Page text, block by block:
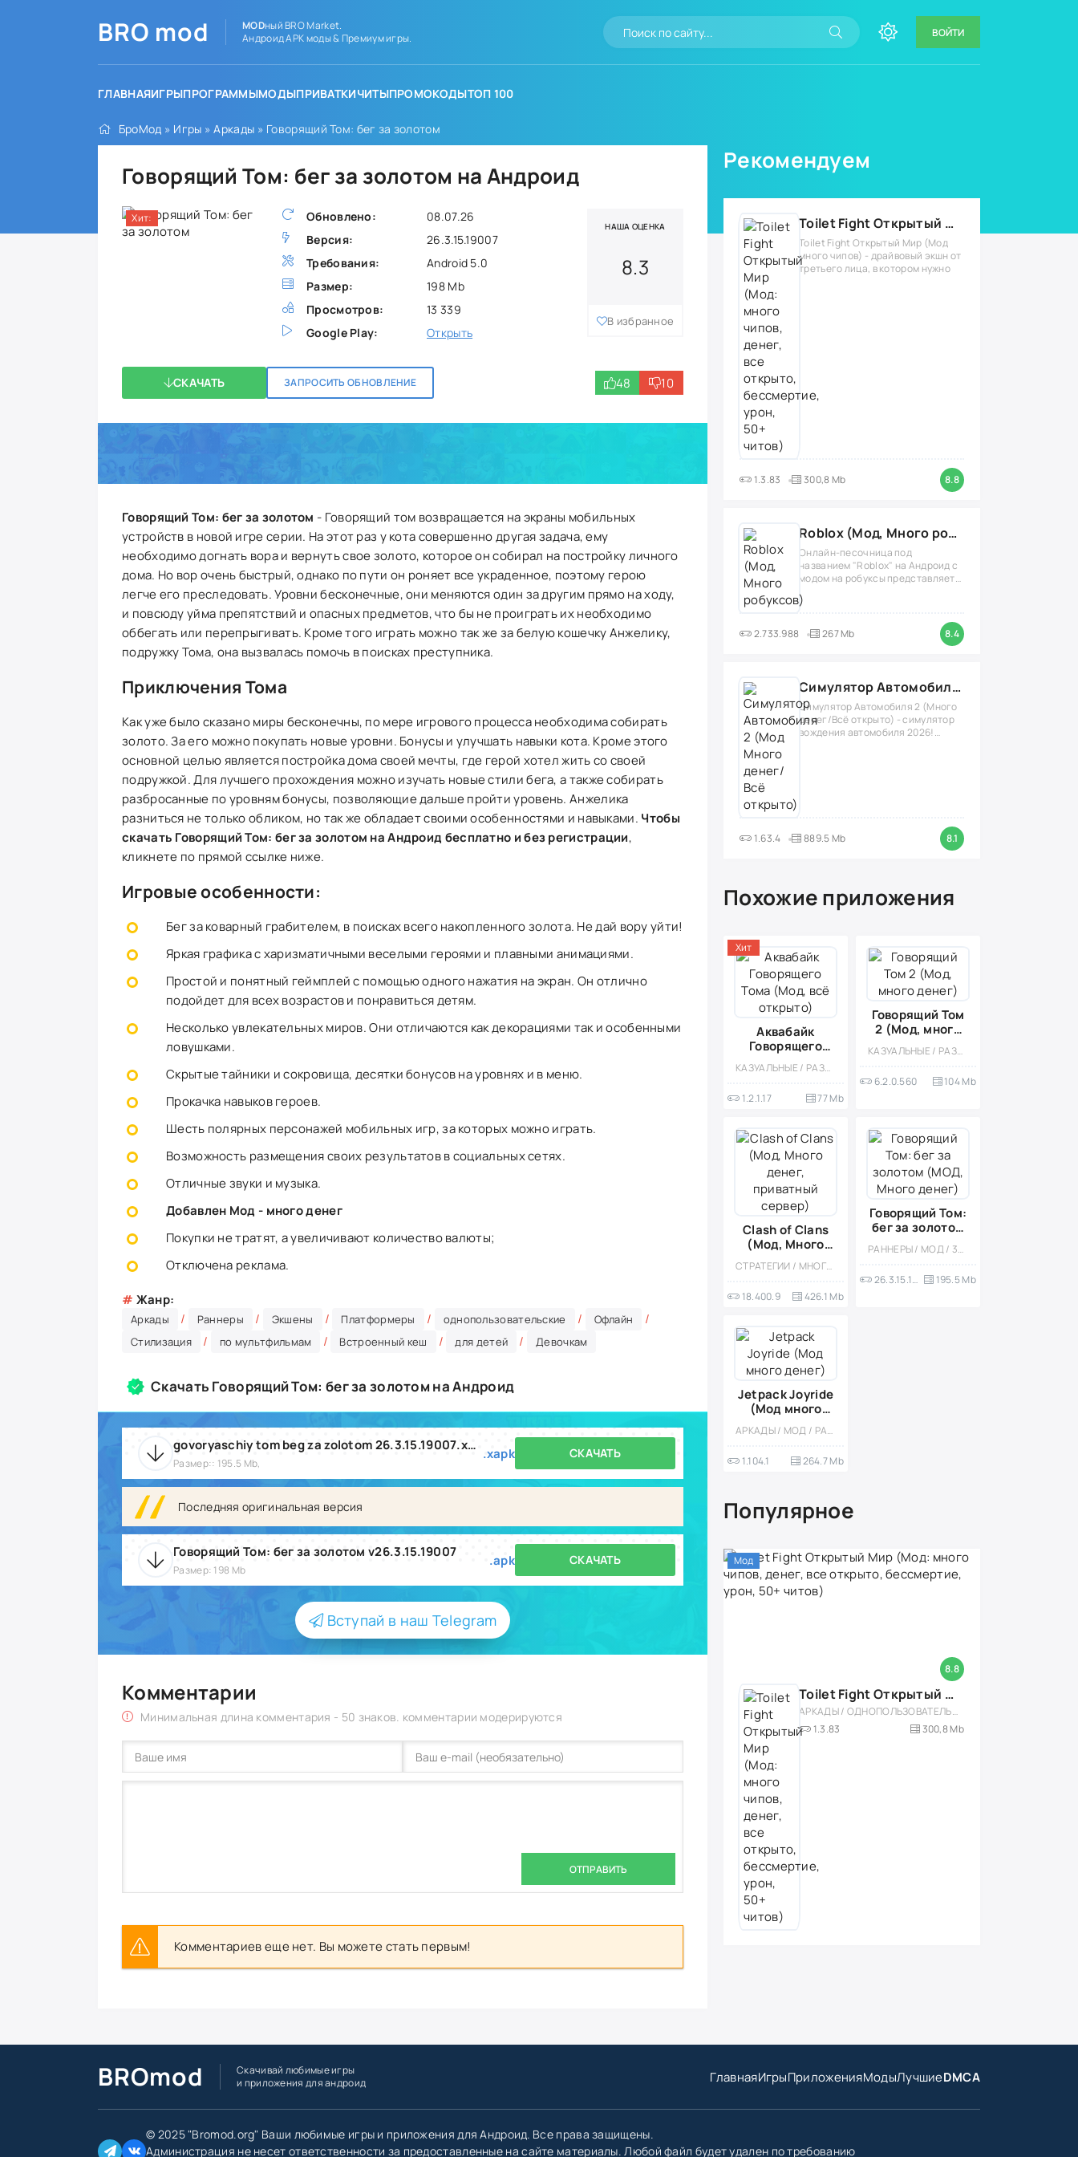
BRO mod MODный BRO Market.
Андроид APK моды & Премиум игры.
ВОЙТИ
ГЛАВНАЯИГРЫПРОГРАММЫМОДЫПРИВАТКИЧИТЫПРОМОКОДЫТОП 100
БроМод » Игры »Аркады » Говорящий Том: бег за золотом
Говорящий Том: бег за золотом на Андроид
Обновлено:
08.07.26
Версия:
26.3.15.19007
Требования:
Android 5.0
Размер:
198 Mb
Просмотров:
13 339
Google Play:
Открыть
НАША ОЦЕНКА
8.3
В избранное
СКАЧАТЬ ЗАПРОСИТЬ ОБНОВЛЕНИЕ 48 10
Хит:
Говорящий Том: бег за золотом - Говорящий том возвращается на экраны мобильных
устройств в новой игре серии. На этот раз у кота совершенно другая задача, ему
необходимо догнать вора и вернуть свое золото, которое он собирал на постройку личного
дома. Но вор очень быстрый, однако по пути он роняет все украденное, поэтому герою
легче его преследовать. Уровни бесконечные, они меняются один за другим прямо на ходу,
и повсюду уйма препятствий и опасных предметов, что бы не проиграть их необходимо
оббегать или перепрыгивать. Кроме того играть можно так же за белую кошечку Анжелику,
подружку Тома, она вызвалась помочь в поисках преступника.
Приключения Тома
Как уже было сказано миры бесконечны, по мере игрового процесса необходима собирать
золото. За его можно покупать новые уровни. Бонусы и улучшать навыки кота. Кроме этого
основной целью является постройка дома своей мечты, где герой хотел жить со своей
подружкой. Для лучшего прохождения можно изучать новые стили бега, а также собирать
разбросанные по уровням бонусы, позволяющие дальше пройти уровень. Анжелика
разниться не только обликом, но так же обладает своими особенностями и навыками. Чтобы
скачать Говорящий Том: бег за золотом на Андроид бесплатно и без регистрации,
кликнете по прямой ссылке ниже.
Игровые особенности:
Бег за коварный грабителем, в поисках всего накопленного золота. Не дай вору уйти!
Яркая графика с харизматичными веселыми героями и плавными анимациями.
Простой и понятный геймплей с помощью одного нажатия на экран. Он отлично
подойдет для всех возрастов и понравиться детям.
Несколько увлекательных миров. Они отличаются как декорациями так и особенными
ловушками.
Скрытые тайники и сокровища, десятки бонусов на уровнях и в меню.
Прокачка навыков героев.
Шесть полярных персонажей мобильных игр, за которых можно играть.
Возможность размещения своих результатов в социальных сетях.
Отличные звуки и музыка.
Добавлен Мод - много денег
Покупки не тратят, а увеличивают количество валюты;
Отключена реклама.
# Жанр:
Аркады / Раннеры / Экшены / Платформеры / однопользовательские / Офлайн /
Стилизация / по мультфильмам / Встроенный кеш / для детей / Девочкам
Скачать Говорящий Том: бег за золотом на Андроид
govoryaschiy tom beg za zolotom 26.3.15.19007.xapk
Размер:: 195.5 Mb,
.xapk СКАЧАТЬ
Последняя оригинальная версия
Говорящий Том: бег за золотом v26.3.15.19007
Размер: 198 Mb
.apk СКАЧАТЬ
Вступай в наш Telegram
Комментарии
Минимальная длина комментария - 50 знаков. комментарии модерируются
ОТПРАВИТЬ
Комментариев еще нет. Вы можете стать первым!
Рекомендуем
Toilet Fight Открытый Мир (Мод: много чипов, денег, все открыто, бессмертие, урон, 50+ читов)
Toilet Fight Открытый Мир (Мод
много чипов) - драйвовый экшн от
третьего лица, в котором нужно
1.3.83 300,8 Mb 8.8
Roblox (Мод, Много робуксов)
Онлайн-песочница под
названием "Roblox" на Андроид с
модом на робуксы представляет
собой
2.733.988 267 Mb 8.4
Симулятор Автомобиля 2 (Мод Много денег/Всё открыто)
Симулятор Автомобиля 2 (Много
денег/Всё открыто) - симулятор
вождения автомобиля 2026!
1.63.4 889.5 Mb 8.1
Похожие приложения
Аквабайк
Говорящего
Тома (Мод, всё
открыто)
КАЗУАЛЬНЫЕ / РАЗВЛЕЧЕНИЯ / ДЛЯ ВСЕЙ СЕМЬИ / ДЕВОЧКАМ / ДЛЯ ДЕТЕЙ / ОДНОПОЛЬЗОВАТЕЛЬСКИЕ / ВЕСЁЛАЯ / МИЛАЯ / УХОД / ГОНКИ / СТИЛИЗАЦИЯ / ПО МУЛЬТФИЛЬМАМ / ОФЛАЙН / МАЛЕНЬКАЯ / ВСТРОЕННЫЙ КЕШ
1.2.1.17 77 Mb
Хит
Говорящий Том
2 (Мод, много
денег)
КАЗУАЛЬНЫЕ / РАЗВЛЕЧЕНИЯ / ОФЛАЙН / ОДНОПОЛЬЗОВАТЕЛЬСКИЕ / ДЛЯ ДЕТЕЙ / МИЛАЯ / УХОД / ДЕВОЧКАМ / ПО МУЛЬТФИЛЬМАМ / БЕЗ КЕША / МОД
6.2.0.560 104 Mb
Clash of Clans
(Мод, Много
денег,
приватный СТРАТЕГИИ / МНОГОПОЛЬЗОВАТЕЛЬСКАЯ / ОНЛАЙН / СОРЕВНОВАТЕЛЬНАЯ / БЕЗ КЕША / ВСТРОЕННЫЙ КЕШ / ОДНОПОЛЬЗОВАТЕЛЬСКИЕ / СТИЛИЗАЦИЯ / ФЭНТЕЗИ
18.400.9 426.1 Mb
Говорящий Том:
бег за золотом
(МОД, Много
денег)
РАННЕРЫ / МОД / 3D / ДЛЯ ДЕТЕЙ / СТИЛИЗАЦИЯ / ОДНОПОЛЬЗОВАТЕЛЬСКИЕ / ОФЛАЙН / ПО МУЛЬТФИЛЬМАМ / АРКАДЫ / ПЛАТФОРМЕРЫ / ЭКШЕНЫ
26.3.15.19007 195.5 Mb
Jetpack Joyride
(Мод много
денег)
АРКАДЫ / МОД / РАННЕРЫ / ЭКШЕНЫ / ОДНОПОЛЬЗОВАТЕЛЬСКИЕ / СТИЛИЗАЦИЯ / ОФЛАЙН / ВСТРОЕННЫЙ КЕШ / БЕЗ КЕША / ФИЗИКА
1.104.1 264.7 Mb
Популярное
8.8
Мод
Toilet Fight Открытый Мир (Мод: много чипов, денег, все открыто, бессмертие, урон, 50+ читов)
АРКАДЫ / ОДНОПОЛЬЗОВАТЕЛЬСКИЕ / ОФЛАЙН / МОД / РОЛЕВЫЕ / ШУТЕРЫ / ОТКРЫТЫЙ МИР / ВСТРОЕННЫЙ КЕШ / 3D / ЭКШЕНЫ / ТУАЛЕТНЫЕ ВОЙНЫ / ДЛЯ ДЕТЕЙ
1.3.83
300,8 Mb
BROmod
Скачивай любимые игры
и приложения для андроид
ГлавнаяИгрыПриложенияМодыЛучшиеDMCA
© 2025 "Bromod.org" Ваши любимые игры и приложения для Андроид. Все права защищены.
Администрация не несет ответственности за предоставленные на сайте материалы. Любой файл будет удален по требованию